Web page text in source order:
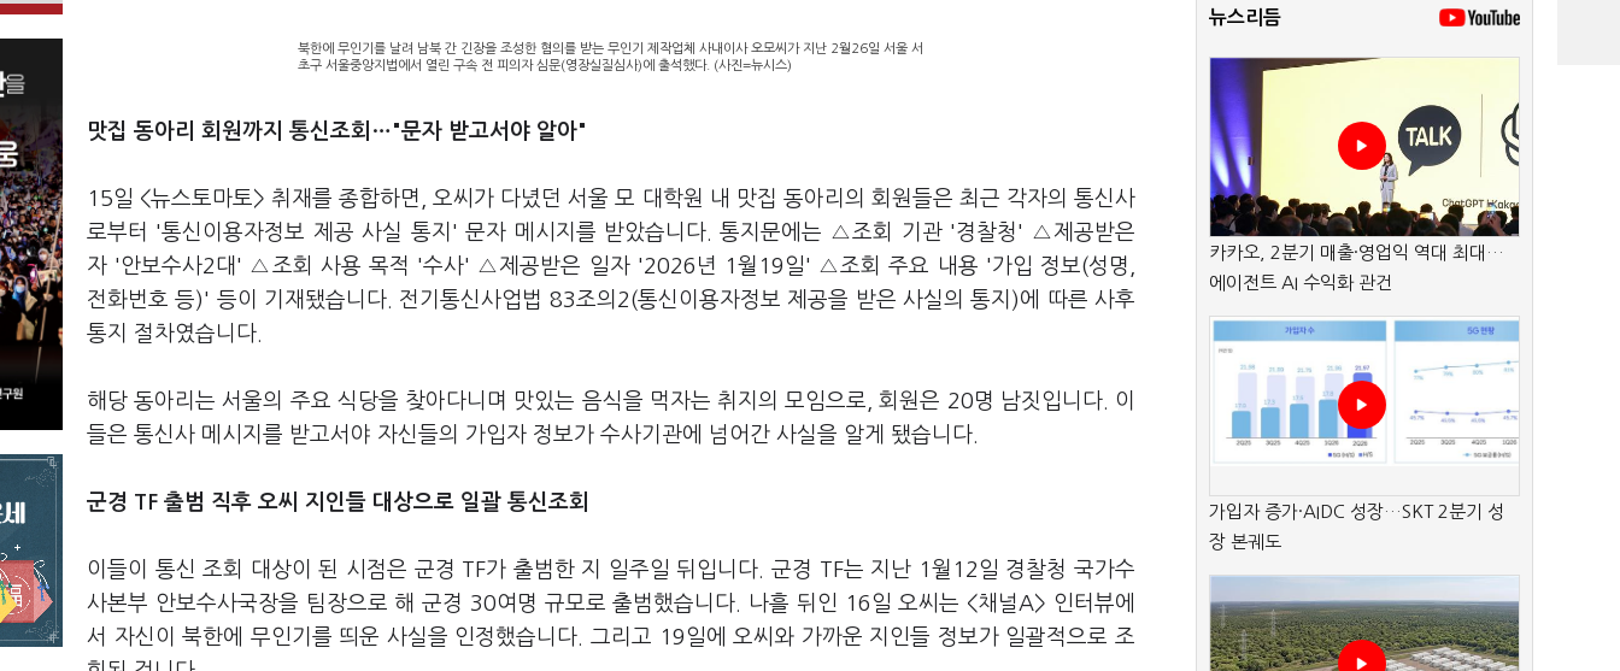
북한에 무인기를 날려 남북 간 긴장을 조성한 혐의를 받는 무인기 제작업체 사내이사 오모씨가 지난 2월26일 서울 서
초구 서울중앙지법에서 열린 구속 전 피의자 심문(영장실질심사)에 출석했다. (사진=뉴시스)
맛집 동아리 회원까지 통신조회…"문자 받고서야 알아"
15일 <뉴스토마토> 취재를 종합하면, 오씨가 다녔던 서울 모 대학원 내 맛집 동아리의 회원들은 최근 각자의 통신사
로부터 '통신이용자정보 제공 사실 통지' 문자 메시지를 받았습니다. 통지문에는 △조회 기관 '경찰청' △제공받은
자 '안보수사2대' △조회 사용 목적 '수사' △제공받은 일자 '2026년 1월19일' △조회 주요 내용 '가입 정보(성명,
전화번호 등)' 등이 기재됐습니다. 전기통신사업법 83조의2(통신이용자정보 제공을 받은 사실의 통지)에 따른 사후
통지 절차였습니다.
해당 동아리는 서울의 주요 식당을 찾아다니며 맛있는 음식을 먹자는 취지의 모임으로, 회원은 20명 남짓입니다. 이
들은 통신사 메시지를 받고서야 자신들의 가입자 정보가 수사기관에 넘어간 사실을 알게 됐습니다.
군경 TF 출범 직후 오씨 지인들 대상으로 일괄 통신조회
이들이 통신 조회 대상이 된 시점은 군경 TF가 출범한 지 일주일 뒤입니다. 군경 TF는 지난 1월12일 경찰청 국가수
사본부 안보수사국장을 팀장으로 해 군경 30여명 규모로 출범했습니다. 나흘 뒤인 16일 오씨는 <채널A> 인터뷰에
서 자신이 북한에 무인기를 띄운 사실을 인정했습니다. 그리고 19일에 오씨와 가까운 지인들 정보가 일괄적으로 조
뉴스리듬
카카오, 2분기 매출·영업익 역대 최대…
에이전트 AI 수익화 관건
가입자 증가·AIDC 성장…SKT 2분기 성
장 본궤도